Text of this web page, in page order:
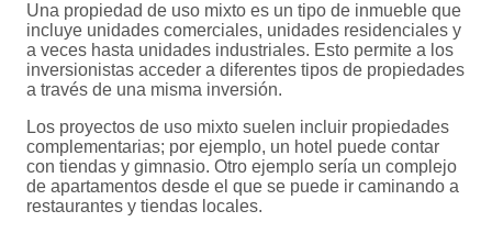
Una propiedad de uso mixto es un tipo de inmueble que
incluye unidades comerciales, unidades residenciales y
a veces hasta unidades industriales. Esto permite a los
inversionistas acceder a diferentes tipos de propiedades
a través de una misma inversión.
Los proyectos de uso mixto suelen incluir propiedades
complementarias; por ejemplo, un hotel puede contar
con tiendas y gimnasio. Otro ejemplo sería un complejo
de apartamentos desde el que se puede ir caminando a
restaurantes y tiendas locales.